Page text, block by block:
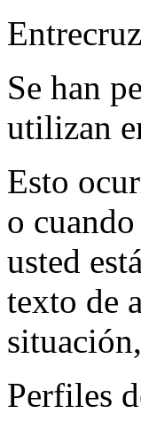
Se han
utilizan
Esto
o
usted
texto de
Perfiles